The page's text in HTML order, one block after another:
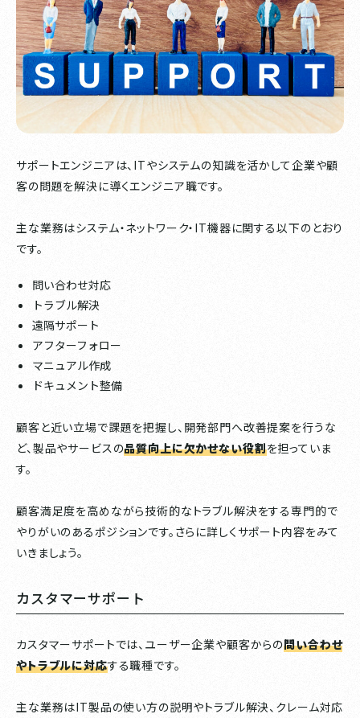
サポートエンジニアは、ITやシステムの知識を活かして企業や顧
客の問題を解決に導くエンジニア職です。
主な業務はシステム・ネットワーク・IT機器に関する以下のとおり
です。
問い合わせ対応
トラブル解決
遠隔サポート
アフターフォロー
マニュアル作成
ドキュメント整備
顧客と近い立場で課題を把握し、開発部門へ改善提案を行うな
ど、製品やサービスの品質向上に欠かせない役割を担っていま
す。
顧客満足度を高めながら技術的なトラブル解決をする専門的で
やりがいのあるポジションです。さらに詳しくサポート内容をみて
いきましょう。
カスタマーサポート
カスタマーサポートでは、ユーザー企業や顧客からの問い合わせ
やトラブルに対応する職種です。
主な業務はIT製品の使い方の説明やトラブル解決、クレーム対応